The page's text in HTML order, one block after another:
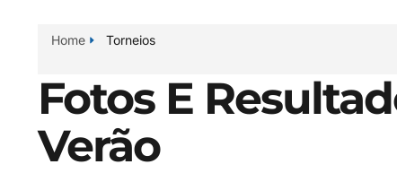
Home Torneios
Fotos E
Verão